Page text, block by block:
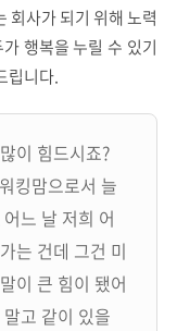
회사가 되기 위해 노력
행복을 누릴 수 있기
립니다.
이 힘드시죠?
킹맘으로서 늘
느 날 저희 어
는 건데 그건 미
이 큰 힘이 됐어
고 같이 있을